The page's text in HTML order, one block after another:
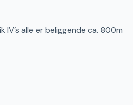
IV’s alle er beliggende ca. 800m